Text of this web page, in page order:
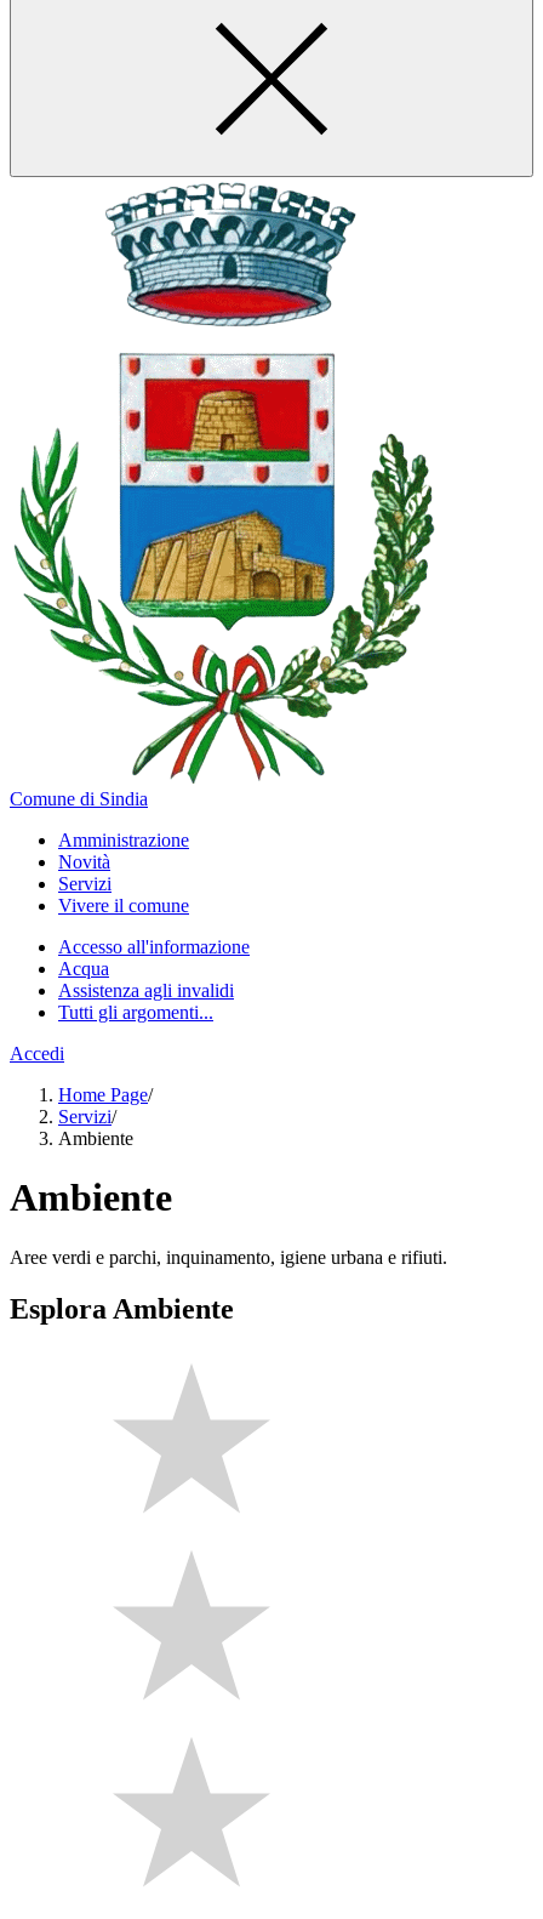
Comune di Sindia
Amministrazione
Novità
Servizi
Vivere il comune
Accesso all'informazione
Acqua
Assistenza agli invalidi
Tutti gli argomenti...
Accedi
Home Page/
Servizi/
Ambiente
Ambiente
Aree verdi e parchi, inquinamento, igiene urbana e rifiuti.
Esplora Ambiente